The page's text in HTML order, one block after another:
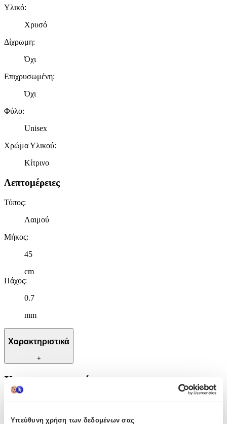
Υπεύθυνη χρήση των δεδομένων σας
Υλικό:
Χρυσό
Δίχρωμη:
Όχι
Επιχρυσωμένη:
Όχι
Φύλο:
Unisex
Χρώμα Υλικού:
Κίτρινο
Λεπτομέρειες
Τύπος:
Λαιμού
Μήκος:
45
cm
Πάχος:
0.7
mm
Χαρακτηριστικά
+
Χαρακτηριστικά
Κατασκευαστής:
OEM